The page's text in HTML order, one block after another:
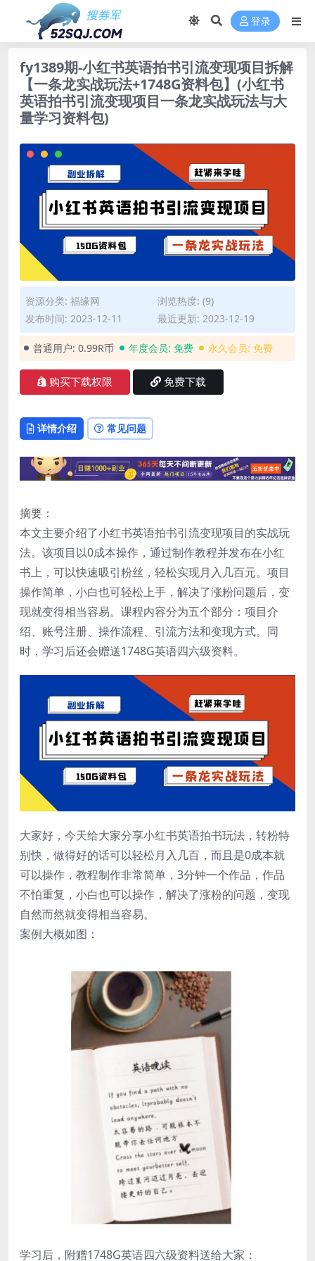
登录
fy1389期-小红书英语拍书引流变现项目拆解
【一条龙实战玩法+1748G资料包】(小红书
英语拍书引流变现项目一条龙实战玩法与大
量学习资料包)
资源分类: 福缘网
浏览热度: (9)
发布时间: 2023-12-11
最近更新: 2023-12-19
普通用户: 0.99R币 年度会员: 免费 永久会员: 免费
购买下载权限 免费下载
详情介绍 常见问题
摘要：
本文主要介绍了小红书英语拍书引流变现项目的实战玩
法。该项目以0成本操作，通过制作教程并发布在小红
书上，可以快速吸引粉丝，轻松实现月入几百元。项目
操作简单，小白也可轻松上手，解决了涨粉问题后，变
现就变得相当容易。课程内容分为五个部分：项目介
绍、账号注册、操作流程、引流方法和变现方式。同
时，学习后还会赠送1748G英语四六级资料。
大家好，今天给大家分享小红书英语拍书玩法，转粉特
别快，做得好的话可以轻松月入几百，而且是0成本就
可以操作，教程制作非常简单，3分钟一个作品，作品
不怕重复，小白也可以操作，解决了涨粉的问题，变现
自然而然就变得相当容易。
案例大概如图：
学习后，附赠1748G英语四六级资料送给大家：